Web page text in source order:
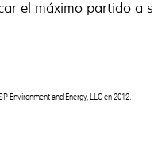
el máximo partido a
Environment and Energy, LLC en 2012.